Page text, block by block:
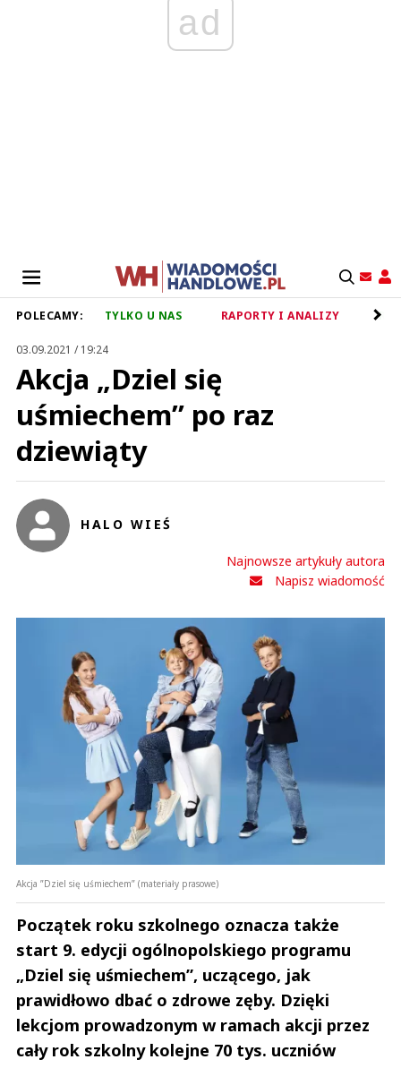
ad
POLECAMY: TYLKO U NAS RAPORTY I ANALIZY
03.09.2021 / 19:24
Akcja „Dziel się
uśmiechem” po raz
dziewiąty
HALO WIEŚ
Najnowsze artykuły autora
Napisz wiadomość
Akcja ”Dziel się uśmiechem” (materiały prasowe)
Początek roku szkolnego oznacza także
start 9. edycji ogólnopolskiego programu
„Dziel się uśmiechem”, uczącego, jak
prawidłowo dbać o zdrowe zęby. Dzięki
lekcjom prowadzonym w ramach akcji przez
cały rok szkolny kolejne 70 tys. uczniów